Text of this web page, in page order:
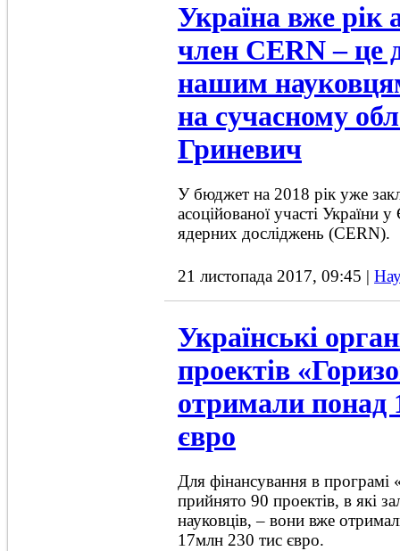
Україна вже рік
член CERN – це
нашим
на сучасному
Гриневич
У бюджет на 2018 рік уже
асоційованої участі України у
ядерних досліджень (CERN).
21 листопада 2017, 09:45 |
Українські
проектів
отримали понад
євро
Для фінансування в
прийнято 90 проектів, в які
науковців, – вони вже
17млн 230 тис євро.